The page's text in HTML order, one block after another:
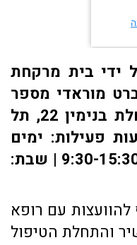
ידי בית מרקחת
מוראדי מספר
רישיון: 3394, כתובת: ​נחלת בנימין 22, תל
5609088, שעות פעילות: ימים
א-ה: 9:30-18:30 | ימי ו' 9:30-15:30 | שבת:
עם רופא
והתחלת הטיפול